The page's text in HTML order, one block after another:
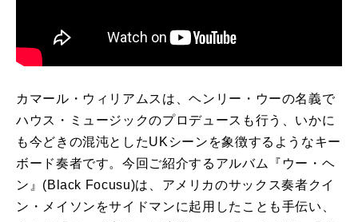
カマール・ウィリアムスは、ヘンリー・ウーの名義で
ハウス・ミュージックのプロデュースも行う、いかに
も今どきの混沌としたUK シーンを象徴するようなキー
ボード奏者です。今回ご紹介するアルバム『ウー・ヘ
ン』 (Black Focusu)は、アメリカのサックス奏者クイ
ン・メイソンをサイドマンに起用したことも手伝い、